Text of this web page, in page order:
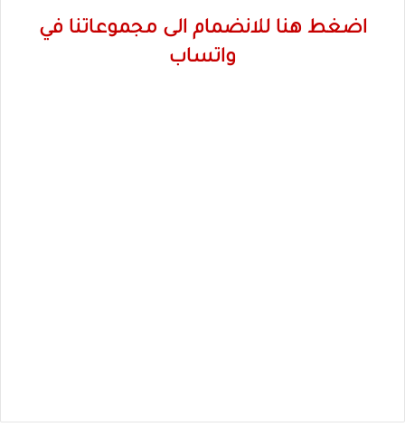
اضغط هنا للانضمام الى مجموعاتنا في
واتساب